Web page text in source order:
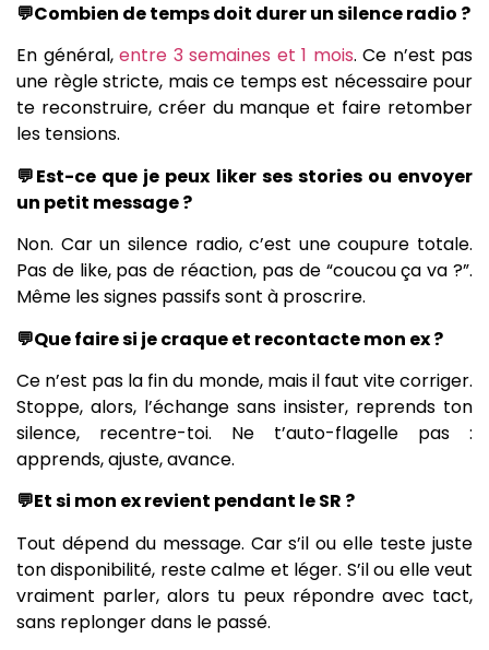
💬Combien de temps doit durer un silence radio ?
En général, entre 3 semaines et 1 mois. Ce n’est pas
une règle stricte, mais ce temps est nécessaire pour
te reconstruire, créer du manque et faire retomber
les tensions.
💬Est-ce que je peux liker ses stories ou envoyer
un petit message ?
Non. Car un silence radio, c’est une coupure totale.
Pas de like, pas de réaction, pas de “coucou ça va ?”.
Même les signes passifs sont à proscrire.
💬Que faire si je craque et recontacte mon ex ?
Ce n’est pas la fin du monde, mais il faut vite corriger.
Stoppe, alors, l’échange sans insister, reprends ton
silence, recentre-toi. Ne t’auto-flagelle pas :
apprends, ajuste, avance.
💬Et si mon ex revient pendant le SR ?
Tout dépend du message. Car s’il ou elle teste juste
ton disponibilité, reste calme et léger. S’il ou elle veut
vraiment parler, alors tu peux répondre avec tact,
sans replonger dans le passé.